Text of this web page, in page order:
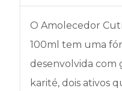
O Amolecedor
100ml tem uma
desenvolvida com
karité, dois ativos